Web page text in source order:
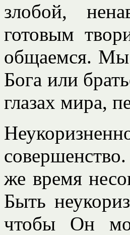
злобой,
готовым
общаемся. Мы
Бога или
глазах мира,
же время
Быть
чтобы Он